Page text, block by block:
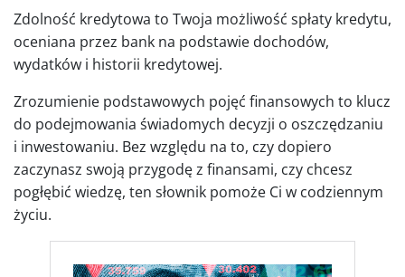
Zdolność kredytowa to Twoja możliwość spłaty kredytu,
oceniana przez bank na podstawie dochodów,
wydatków i historii kredytowej.
Zrozumienie podstawowych pojęć finansowych to klucz
do podejmowania świadomych decyzji o oszczędzaniu
i inwestowaniu. Bez względu na to, czy dopiero
zaczynasz swoją przygodę z finansami, czy chcesz
pogłębić wiedzę, ten słownik pomoże Ci w codziennym
życiu.